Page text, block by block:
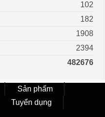
102
182
1908
2394
482676
Sản phẩm
Tuyển dụng